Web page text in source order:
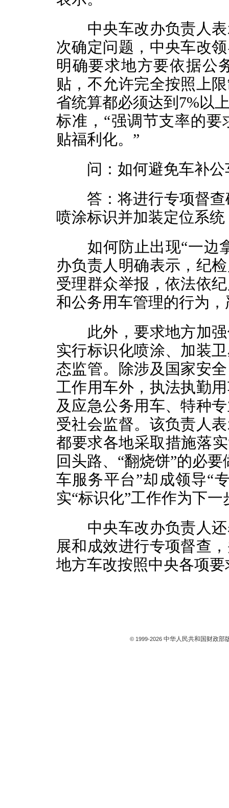
中央车改办负责人表
次确定问题，中央车改
明确要求地方要依据公
贴，不允许完全按照上
省统算都必须达到7%以
标准，“强调节支率的
贴福利化。”
问：如何避免车补公
答：将进行专项督查
喷涂标识并加装定位系
如何防止出现“一边拿
办负责人明确表示，纪
受理群众举报，依法依
和公务用车管理的行为
此外，要求地方加强
实行标识化喷涂、加装
态监管。除涉及国家安
工作用车外，执法执勤
及应急公务用车、特种
受社会监督。该负责人
都要求各地采取措施落
回头路、“翻烧饼”的必
车服务平台”却成领导“
实“标识化”工作作为下
中央车改办负责人还
展和成效进行专项督查
地方车改按照中央各项
© 1999-2026 中华人民共和国财政部